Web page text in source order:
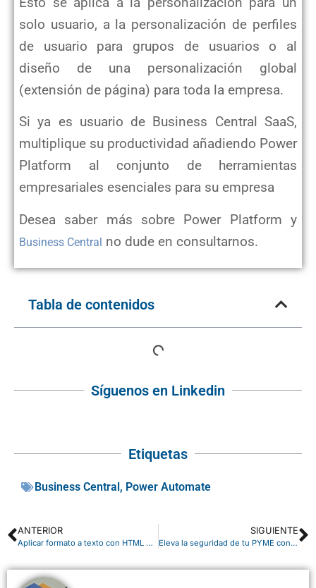
solo usuario, a la personalización de perfiles
de usuario para grupos de usuarios o al
diseño de una personalización global
(extensión de página) para toda la empresa.
Si ya es usuario de Business Central SaaS,
multiplique su productividad añadiendo Power
Platform al conjunto de herramientas
empresariales esenciales para su empresa
Desea saber más sobre Power Platform y
Business Central no dude en consultarnos.
Tabla de contenidos
Síguenos en Linkedin
Etiquetas
Business Central, Power Automate
ANTERIOR
Aplicar formato a texto con HTML en Report Builder
SIGUIENTE
Eleva la seguridad de tu PYME con Microsoft Defender para Empresas